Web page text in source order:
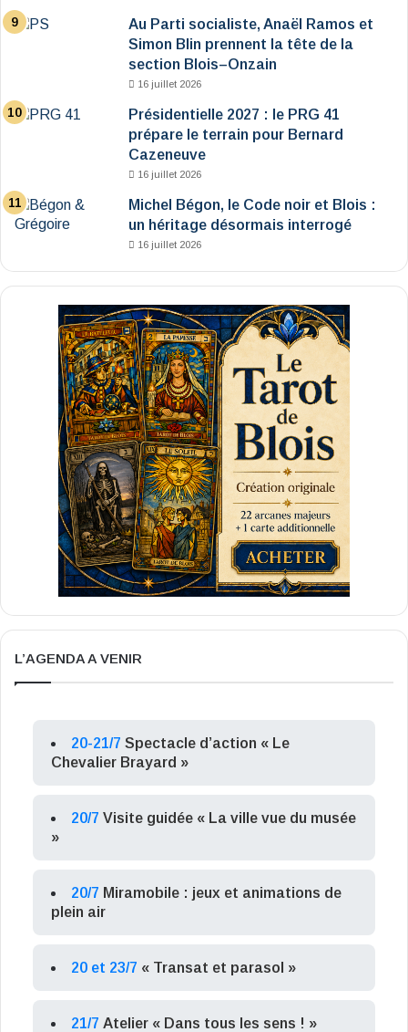
Au Parti socialiste, Anaël Ramos et
Simon Blin prennent la tête de la
section Blois–Onzain
16 juillet 2026
Présidentielle 2027 : le PRG 41
prépare le terrain pour Bernard
Cazeneuve
16 juillet 2026
Michel Bégon, le Code noir et Blois :
un héritage désormais interrogé
16 juillet 2026
L’AGENDA A VENIR
20-21/7 Spectacle d’action « Le
Chevalier Brayard »
20/7 Visite guidée « La ville vue du musée
»
20/7 Miramobile : jeux et animations de
plein air
20 et 23/7 « Transat et parasol »
21/7 Atelier « Dans tous les sens ! »